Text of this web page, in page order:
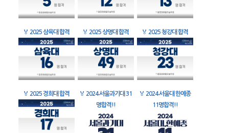
🏅 2025 삼육대 합격 🏅 2025 상명대 합격 🏅 2025 청강대 합격
🏅 2025 경희대 합격 🏅 2024 서울과기대 31
명합격!!
🏅 2024 서울대 한예종
11명합격!!